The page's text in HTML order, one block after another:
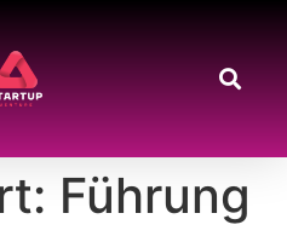
Führung